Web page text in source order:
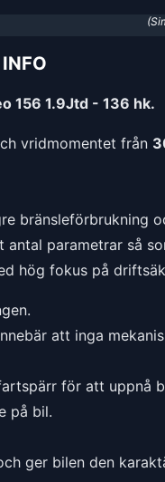
INFO
156 1.9Jtd - 136 hk.
vridmomentet från
bränsleförbrukning
antal parametrar så
hög fokus på
att inga
för att uppnå
på bil.
ger bilen den